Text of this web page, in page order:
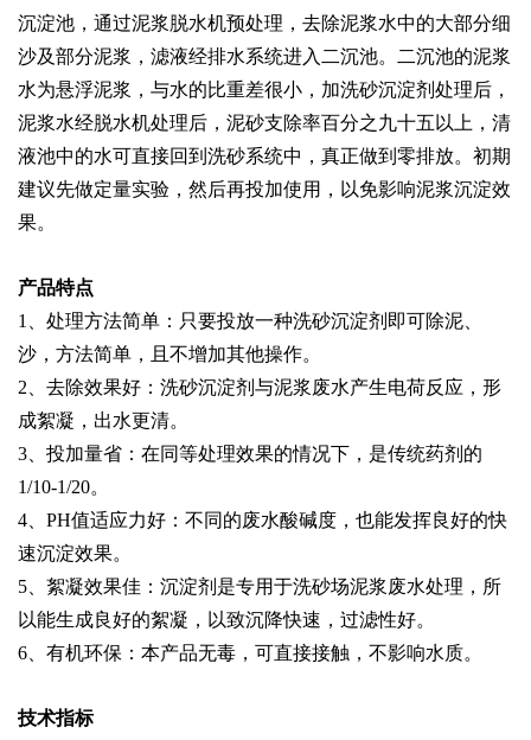
沉淀池，通过泥浆脱水机预处理，去除泥浆水中的大部分细
沙及部分泥浆，滤液经排水系统进入二沉池。二沉池的泥浆
水为悬浮泥浆，与水的比重差很小，加洗砂沉淀剂处理后，
泥浆水经脱水机处理后，泥砂支除率百分之九十五以上，清
液池中的水可直接回到洗砂系统中，真正做到零排放。初期
建议先做定量实验，然后再投加使用，以免影响泥浆沉淀效
果。
产品特点
1、处理方法简单：只要投放一种洗砂沉淀剂即可除泥、
沙，方法简单，且不增加其他操作。
2、去除效果好：洗砂沉淀剂与泥浆废水产生电荷反应，形
成絮凝，出水更清。
3、投加量省：在同等处理效果的情况下，是传统药剂的
1/10-1/20。
4、PH值适应力好：不同的废水酸碱度，也能发挥良好的快
速沉淀效果。
5、絮凝效果佳：沉淀剂是专用于洗砂场泥浆废水处理，所
以能生成良好的絮凝，以致沉降快速，过滤性好。
6、有机环保：本产品无毒，可直接接触，不影响水质。
技术指标